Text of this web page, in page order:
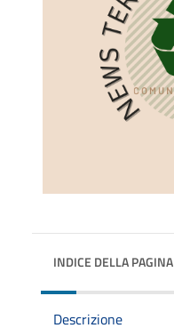
INDICE DELLA PAGINA
Descrizione